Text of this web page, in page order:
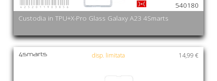
Custodia in TPU+X-Pro Glass Galaxy A23 4Smarts
540180
14,99 €
disp. limitata